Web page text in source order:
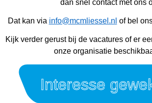
dan snel contact met ons
Dat kan via info@mcmliessel.nl of bel
Kijk verder gerust bij de vacatures of er
onze organisatie
Interesse